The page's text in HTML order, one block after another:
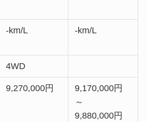
-km/L -km/L
4WD
9,270,000円
9,170,000円
～
9,880,000円